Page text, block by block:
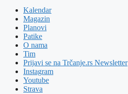
Kalendar
Magazin
Planovi
Patike
O nama
Tim
Prijavi se na Trčanje.rs Newsletter
Instagram
Youtube
Strava